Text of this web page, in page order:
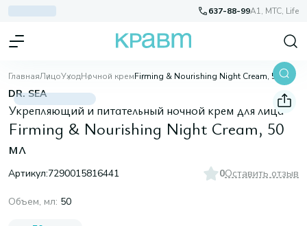
637-88-99A1, МТС, Life
ГлавнаяЛицоУходНочной кремFirming & Nourishing Night Cream, 50 мл
DR. SEA
Укрепляющий и питательный ночной крем для лица
Firming & Nourishing Night Cream, 50
мл
Артикул:7290015816441 0Оставить отзыв
Объем, мл: 50